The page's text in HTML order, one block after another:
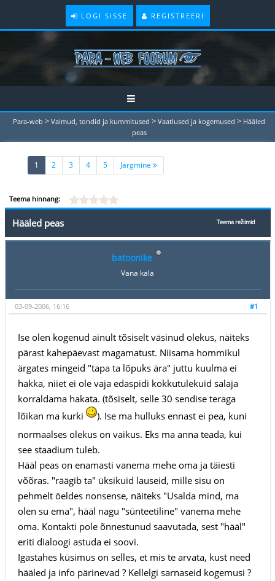
LOGI SISSE REGISTREERI
Para-web > Vaimud, tondid ja kummitused > Vaatlused ja kogemused > Hääled
peas
1 (current)
2 3 4 5 Järgmine
Teema hinnang:
Teema režiimid
Hääled peas
batoonike
Vana kala
#1
03-09-2006, 16:16
Ise olen kogenud ainult tõsiselt väsinud olekus, näiteks
pärast kahepäevast magamatust. Niisama hommikul
ärgates mingeid "tapa ta lõpuks ära" juttu kuulma ei
hakka, niiet ei ole vaja edaspidi kokkutulekuid salaja
korraldama hakata. (tõsiselt, selle 30 sendise teraga
lõikan ma kurki
). Ise ma hulluks ennast ei pea, kuni
normaalses olekus on vaikus. Eks ma anna teada, kui
see staadium tuleb.
Hääl peas on enamasti vanema mehe oma ja täiesti
võõras. "räägib ta" üksikuid lauseid, mille sisu on
pehmelt öeldes nonsense, näiteks "Usalda mind, ma
olen su ema", hääl nagu "sünteetiline" vanema mehe
oma. Kontakti pole õnnestunud saavutada, sest "hääl"
eriti dialoogi astuda ei soovi.
Igastahes küsimus on selles, et mis te arvata, kust need
hääled ja info pärinevad ? Kellelgi sarnaseid kogemusi ?